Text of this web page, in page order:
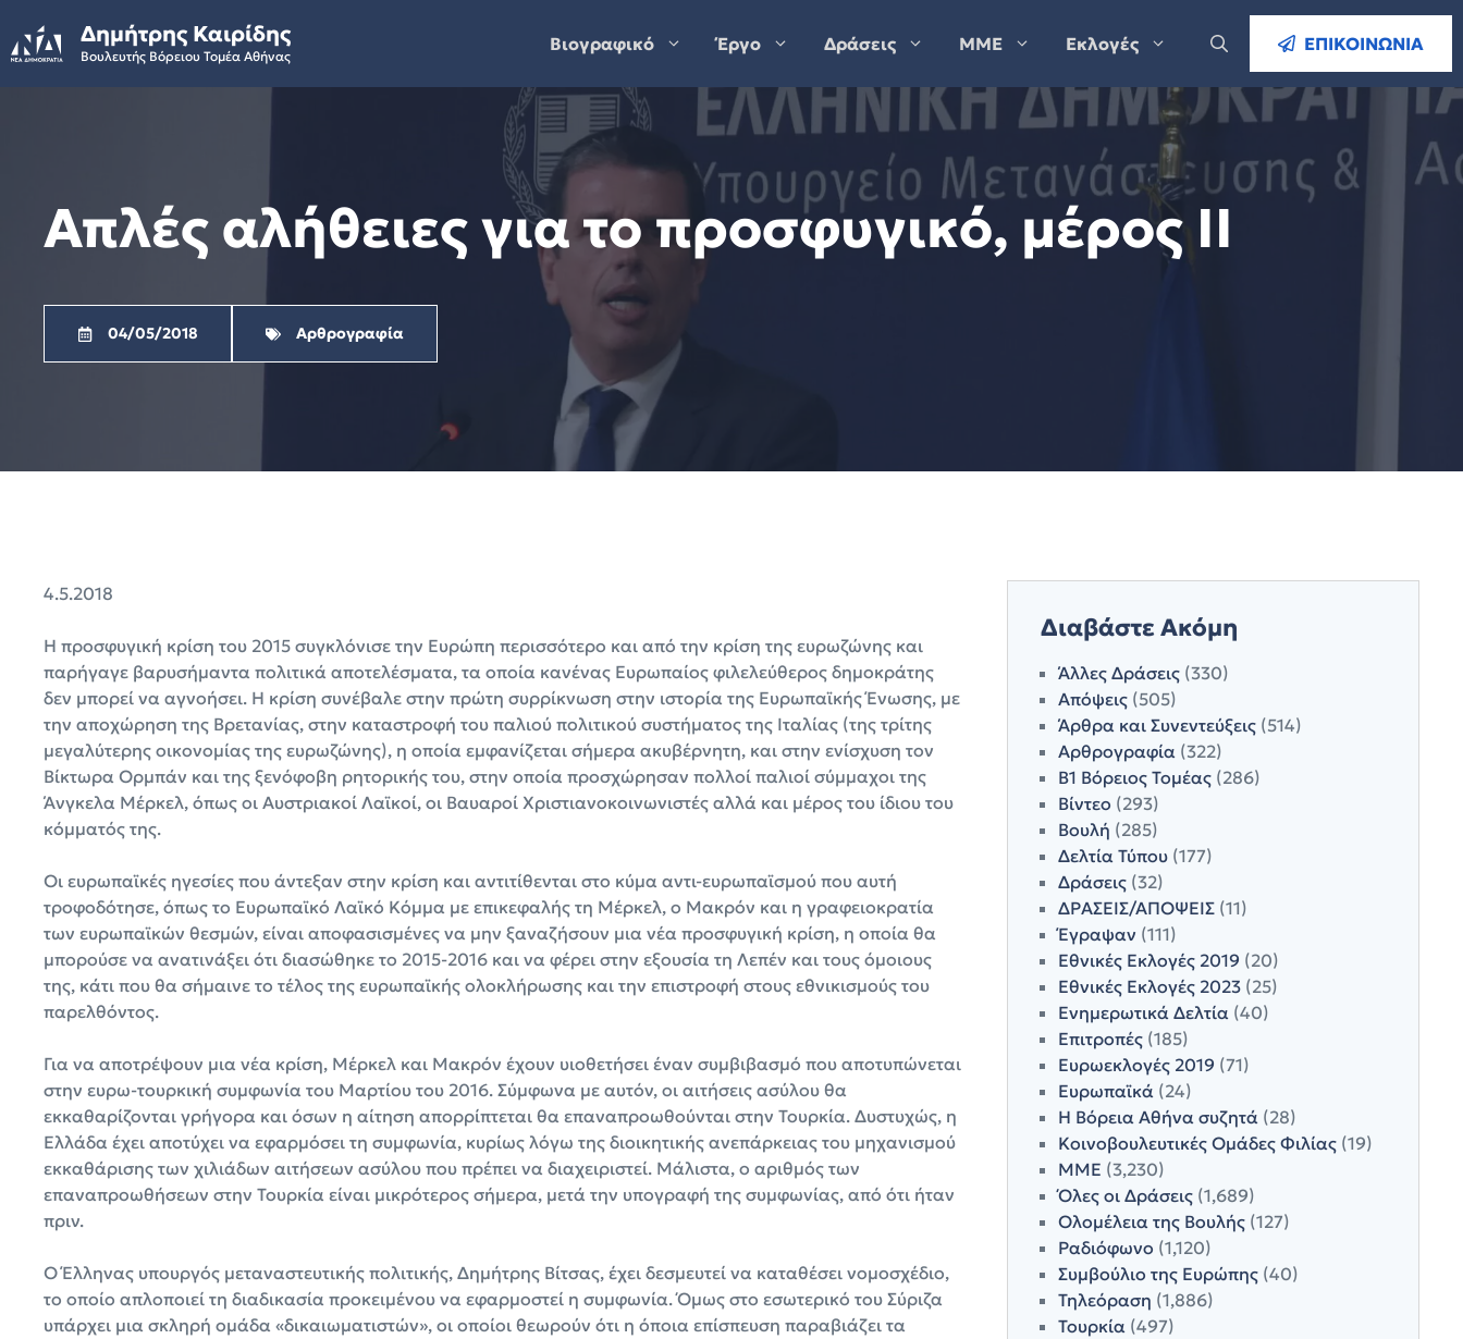
to
content
Δημήτρης Καιρίδης
Βουλευτής Βόρειου Τομέα Αθήνας
Βιογραφικό Έργο Δράσεις ΜΜΕ Εκλογές ΕΠΙΚΟΙΝΩΝΙΑ
Απλές αλήθειες για το προσφυγικό, μέρος ΙΙ
04/05/2018 Αρθρογραφία
4.5.2018
Η προσφυγική κρίση του 2015 συγκλόνισε την Ευρώπη περισσότερο και από την κρίση της ευρωζώνης και
παρήγαγε βαρυσήμαντα πολιτικά αποτελέσματα, τα οποία κανένας Ευρωπαίος φιλελεύθερος δημοκράτης
δεν μπορεί να αγνοήσει. Η κρίση συνέβαλε στην πρώτη συρρίκνωση στην ιστορία της Ευρωπαϊκής Ένωσης, με
την αποχώρηση της Βρετανίας, στην καταστροφή του παλιού πολιτικού συστήματος της Ιταλίας (της τρίτης
μεγαλύτερης οικονομίας της ευρωζώνης), η οποία εμφανίζεται σήμερα ακυβέρνητη, και στην ενίσχυση τον
Βίκτωρα Ορμπάν και της ξενόφοβη ρητορικής του, στην οποία προσχώρησαν πολλοί παλιοί σύμμαχοι της
Άνγκελα Μέρκελ, όπως οι Αυστριακοί Λαϊκοί, οι Βαυαροί Χριστιανοκοινωνιστές αλλά και μέρος του ίδιου του
κόμματός της.
Οι ευρωπαϊκές ηγεσίες που άντεξαν στην κρίση και αντιτίθενται στο κύμα αντι-ευρωπαϊσμού που αυτή
τροφοδότησε, όπως το Ευρωπαϊκό Λαϊκό Κόμμα με επικεφαλής τη Μέρκελ, ο Μακρόν και η γραφειοκρατία
των ευρωπαϊκών θεσμών, είναι αποφασισμένες να μην ξαναζήσουν μια νέα προσφυγική κρίση, η οποία θα
μπορούσε να ανατινάξει ότι διασώθηκε το 2015-2016 και να φέρει στην εξουσία τη Λεπέν και τους όμοιους
της, κάτι που θα σήμαινε το τέλος της ευρωπαϊκής ολοκλήρωσης και την επιστροφή στους εθνικισμούς του
παρελθόντος.
Για να αποτρέψουν μια νέα κρίση, Μέρκελ και Μακρόν έχουν υιοθετήσει έναν συμβιβασμό που αποτυπώνεται
στην ευρω-τουρκική συμφωνία του Μαρτίου του 2016. Σύμφωνα με αυτόν, οι αιτήσεις ασύλου θα
εκκαθαρίζονται γρήγορα και όσων η αίτηση απορρίπτεται θα επαναπροωθούνται στην Τουρκία. Δυστυχώς, η
Ελλάδα έχει αποτύχει να εφαρμόσει τη συμφωνία, κυρίως λόγω της διοικητικής ανεπάρκειας του μηχανισμού
εκκαθάρισης των χιλιάδων αιτήσεων ασύλου που πρέπει να διαχειριστεί. Μάλιστα, ο αριθμός των
επαναπροωθήσεων στην Τουρκία είναι μικρότερος σήμερα, μετά την υπογραφή της συμφωνίας, από ότι ήταν
πριν.
Ο Έλληνας υπουργός μεταναστευτικής πολιτικής, Δημήτρης Βίτσας, έχει δεσμευτεί να καταθέσει νομοσχέδιο,
το οποίο απλοποιεί τη διαδικασία προκειμένου να εφαρμοστεί η συμφωνία. Όμως στο εσωτερικό του Σύριζα
υπάρχει μια σκληρή ομάδα «δικαιωματιστών», οι οποίοι θεωρούν ότι η όποια επίσπευση παραβιάζει τα
Διαβάστε Ακόμη
Άλλες Δράσεις(330)
Απόψεις(505)
Άρθρα και Συνεντεύξεις(514)
Αρθρογραφία(322)
Β1 Βόρειος Τομέας(286)
Βίντεο (293)
Βουλή (285)
Δελτία Τύπου(177)
Δράσεις(32)
ΔΡΑΣΕΙΣ/ΑΠΟΨΕΙΣ(11)
Έγραψαν (111)
Εθνικές Εκλογές 2019 (20)
Εθνικές Εκλογές 2023(25)
Ενημερωτικά Δελτία(40)
Επιτροπές(185)
Ευρωεκλογές 2019 (71)
Ευρωπαϊκά(24)
Η Βόρεια Αθήνα συζητά(28)
Κοινοβουλευτικές Ομάδες Φιλίας(19)
ΜΜΕ (3,230)
Όλες οι Δράσεις(1,689)
Ολομέλεια της Βουλής(127)
Ραδιόφωνο (1,120)
Συμβούλιο της Ευρώπης(40)
Τηλεόραση (1,886)
Τουρκία(497)